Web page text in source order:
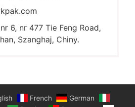
6, nr 477 Tie Feng Road,
Szanghaj, Chiny.
French
German